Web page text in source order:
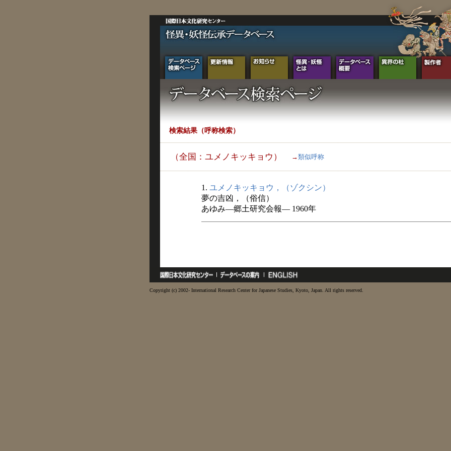
検索結果（呼称検索）
（全国：ユメノキッキョウ） →類似呼称
1. ユメノキッキョウ，（ゾクシン）
夢の吉凶，（俗信）
あゆみ―郷土研究会報― 1960年
Copyright (c) 2002- International Research Center for Japanese Studies, Kyoto, Japan. All rights reserved.